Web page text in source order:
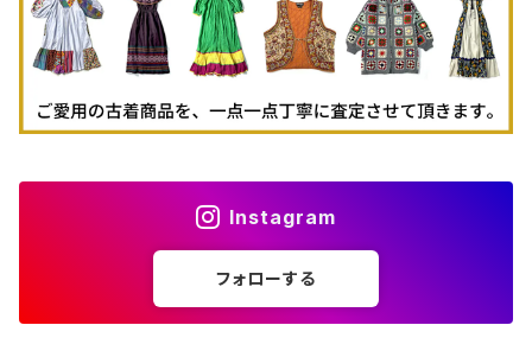
Instagram
フォローする